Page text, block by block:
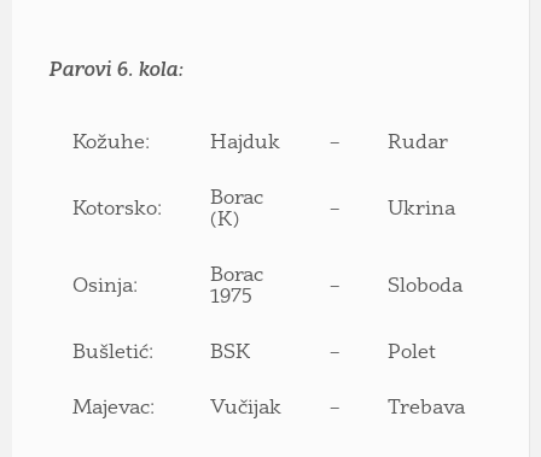
Parovi 6. kola:
Kožuhe: Hajduk – Rudar
Kotorsko:
Borac
(K)
– Ukrina
Osinja:
Borac
1975
– Sloboda
Bušletić: BSK – Polet
Majevac: Vučijak – Trebava